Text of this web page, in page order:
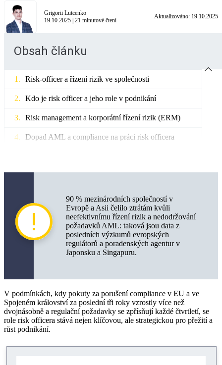
Grigorii Lutcenko
19.10.2025 | 21 minutové čtení
Aktualizováno: 19.10.2025
Obsah článku
Risk-officer a řízení rizik ve společnosti
Kdo je risk officer a jeho role v podnikání
Risk management a korporátní řízení rizik (ERM)
Dopad AML a compliance na práci risk officera
Spolupráce s právním doprovodem a compliance
Profesní vzdělávání a rozvoj dovedností
Automatizace řízení rizik s digitálními technologiemi
Řízení rizik v Evropě, Asii a Africe: praktické rady
Zákonodárství proti praní peněz (AML) a
compliance v Asii
Právní rizika a řízení rizik v Africe
90 % mezinárodních společností v
Evropě a Asii čelilo ztrátám kvůli
neefektivnímu řízení rizik a nedodržování
požadavků AML: taková jsou data z
posledních výzkumů evropských
regulátorů a poradenských agentur v
Japonsku a Singapuru.
V podmínkách, kdy pokuty za porušení compliance v EU a ve
Spojeném království za poslední tři roky vzrostly více než
dvojnásobně a regulační požadavky se zpřísňují každé čtvrtletí, se
role risk officera stává nejen klíčovou, ale strategickou pro přežití a
růst podnikání.